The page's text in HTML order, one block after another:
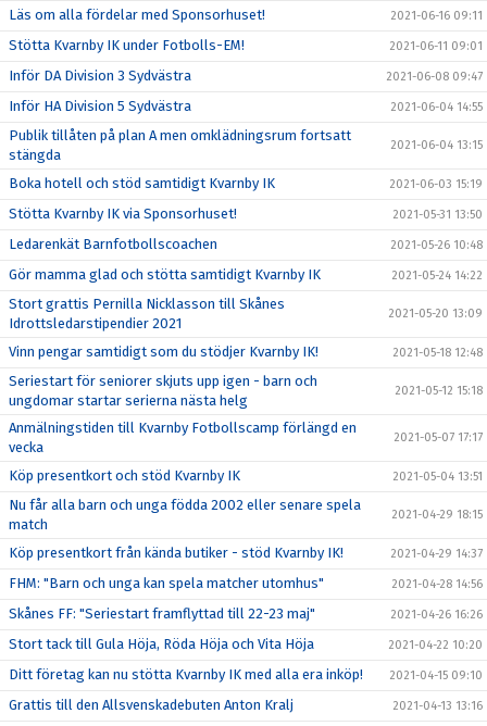
Läs om alla fördelar med Sponsorhuset! 2021-06-16 09:11
Stötta Kvarnby IK under Fotbolls-EM! 2021-06-11 09:01
Inför DA Division 3 Sydvästra 2021-06-08 09:47
Inför HA Division 5 Sydvästra 2021-06-04 14:55
Publik tillåten på plan A men omklädningsrum fortsatt
stängda
2021-06-04 13:15
Boka hotell och stöd samtidigt Kvarnby IK 2021-06-03 15:19
Stötta Kvarnby IK via Sponsorhuset! 2021-05-31 13:50
Ledarenkät Barnfotbollscoachen 2021-05-26 10:48
Gör mamma glad och stötta samtidigt Kvarnby IK 2021-05-24 14:22
Stort grattis Pernilla Nicklasson till Skånes
Idrottsledarstipendier 2021
2021-05-20 13:09
Vinn pengar samtidigt som du stödjer Kvarnby IK! 2021-05-18 12:48
Seriestart för seniorer skjuts upp igen - barn och
ungdomar startar serierna nästa helg
2021-05-12 15:18
Anmälningstiden till Kvarnby Fotbollscamp förlängd en
vecka
2021-05-07 17:17
Köp presentkort och stöd Kvarnby IK 2021-05-04 13:51
Nu får alla barn och unga födda 2002 eller senare spela
match
2021-04-29 18:15
Köp presentkort från kända butiker - stöd Kvarnby IK! 2021-04-29 14:37
FHM: "Barn och unga kan spela matcher utomhus" 2021-04-28 14:56
Skånes FF: "Seriestart framflyttad till 22-23 maj" 2021-04-26 16:26
Stort tack till Gula Höja, Röda Höja och Vita Höja 2021-04-22 10:20
Ditt företag kan nu stötta Kvarnby IK med alla era inköp! 2021-04-15 09:10
Grattis till den Allsvenskadebuten Anton Kralj 2021-04-13 13:16